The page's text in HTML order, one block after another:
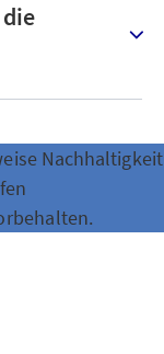
Nachhaltigkeit